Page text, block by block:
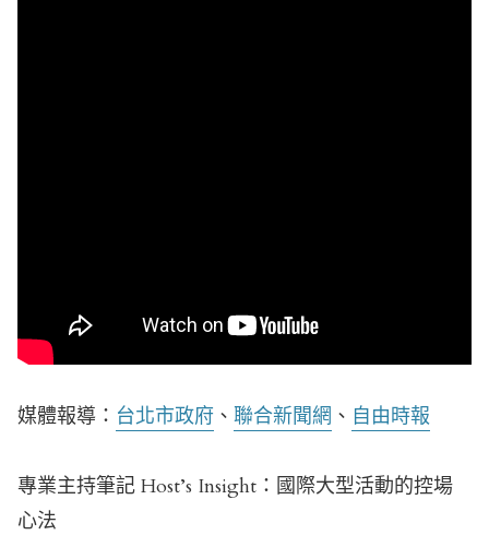
媒體報導： 台北市政府 、 聯合新聞網 、 自由時報
專業主持筆記 Host’s Insight：國際大型活動的控場
心法